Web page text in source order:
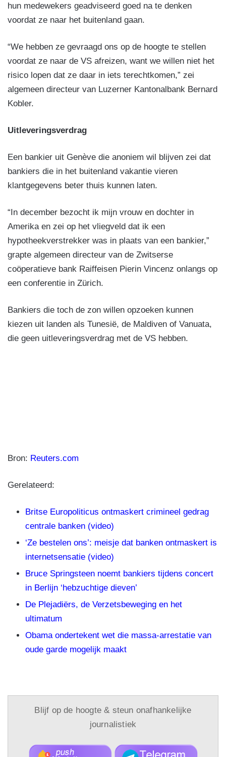
hun medewekers geadviseerd goed na te denken
voordat ze naar het buitenland gaan.
“We hebben ze gevraagd ons op de hoogte te stellen
voordat ze naar de VS afreizen, want we willen niet het
risico lopen dat ze daar in iets terechtkomen,” zei
algemeen directeur van Luzerner Kantonalbank Bernard
Kobler.
Uitleveringsverdrag
Een bankier uit Genève die anoniem wil blijven zei dat
bankiers die in het buitenland vakantie vieren
klantgegevens beter thuis kunnen laten.
“In december bezocht ik mijn vrouw en dochter in
Amerika en zei op het vliegveld dat ik een
hypotheekverstrekker was in plaats van een bankier,”
grapte algemeen directeur van de Zwitserse
coöperatieve bank Raiffeisen Pierin Vincenz onlangs op
een conferentie in Zürich.
Bankiers die toch de zon willen opzoeken kunnen
kiezen uit landen als Tunesië, de Maldiven of Vanuata,
die geen uitleveringsverdrag met de VS hebben.
Bron: Reuters.com
Gerelateerd:
Britse Europoliticus ontmaskert crimineel gedrag
centrale banken (video)
‘Ze bestelen ons’: meisje dat banken ontmaskert is
internetsensatie (video)
Bruce Springsteen noemt bankiers tijdens concert
in Berlijn ‘hebzuchtige dieven’
De Plejadiërs, de Verzetsbeweging en het
ultimatum
Obama ondertekent wet die massa-arrestatie van
oude garde mogelijk maakt
Blijf op de hoogte & steun onafhankelijke
journalistiek